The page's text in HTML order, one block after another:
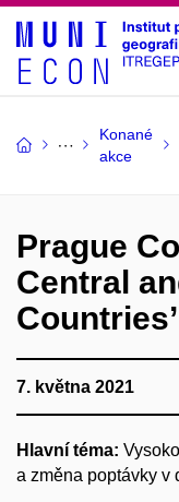
Konané
akce
Prague
Central
7. května 2021
Hlavní téma:
a změna poptávky v